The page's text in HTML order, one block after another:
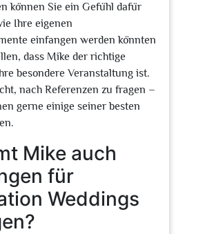
können Sie ein Gefühl dafür
Ihre eigenen
einfangen werden könnten
dass Mike der richtige
besondere Veranstaltung ist.
nach Referenzen zu fragen –
gerne einige seiner besten
Mike auch
für
Weddings